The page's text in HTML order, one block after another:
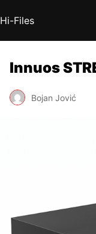
Hi-Files
Innuos
Bojan Jović